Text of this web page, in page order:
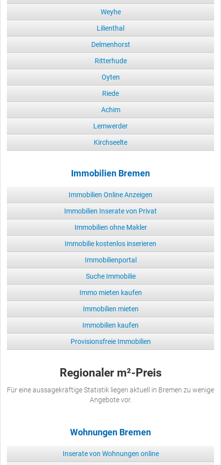
Weyhe
Lilienthal
Delmenhorst
Ritterhude
Oyten
Riede
Achim
Lemwerder
Kirchseelte
Immobilien Bremen
Immobilien Online Anzeigen
Immobilien Inserate von Privat
Immobilien ohne Makler
Immobilie kostenlos inserieren
Immobilienportal
Suche Immobilie
Immo mieten kaufen
Immobilien mieten
Immobilien kaufen
Provisionsfreie Immobilien
Regionaler m²-Preis
Für eine aussagekräftige Statistik liegen aktuell in Bremen zu wenige
Angebote vor.
Wohnungen Bremen
Inserate von Wohnungen online